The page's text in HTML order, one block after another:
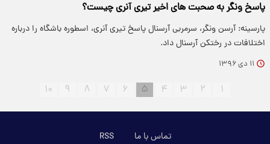
پاسخ ونگر به صحبت های اخیر تیری آنری چیست؟
پارسینه: آرسن ونگر، سرمربی آرسنال پاسخ تیری آنری، اسطوره باشگاه را درباره
اختلافات در رختکن آرسنال داد.
۱۱ دی ۱۳۹۶
۱ ۲ ۳ ۴ ۵ ۶ ۷ ۸ ۹ ۱۰
تماس با ما RSS